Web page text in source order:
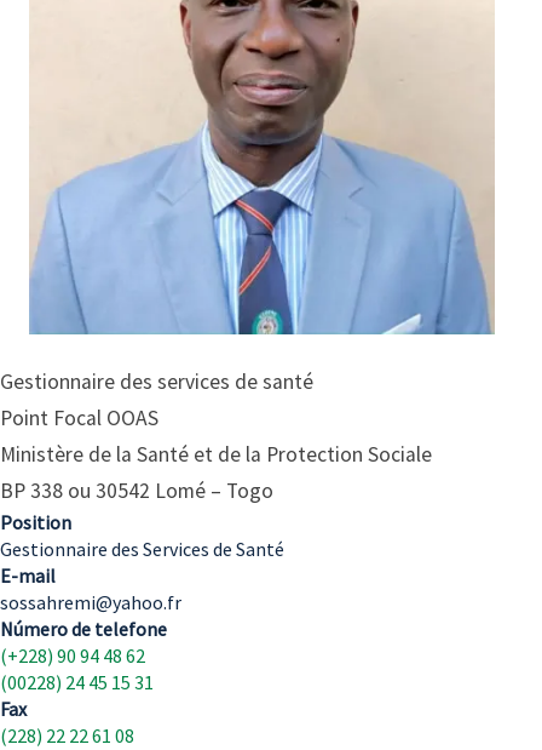
Gestionnaire des services de santé
Point Focal OOAS
Ministère de la Santé et de la Protection Sociale
BP 338 ou 30542 Lomé – Togo
Position
Gestionnaire des Services de Santé
E-mail
sossahremi@yahoo.fr
Número de telefone
(+228) 90 94 48 62
(00228) 24 45 15 31
Fax
(228) 22 22 61 08